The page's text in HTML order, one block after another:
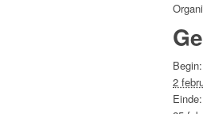
Begin:
2
Einde: